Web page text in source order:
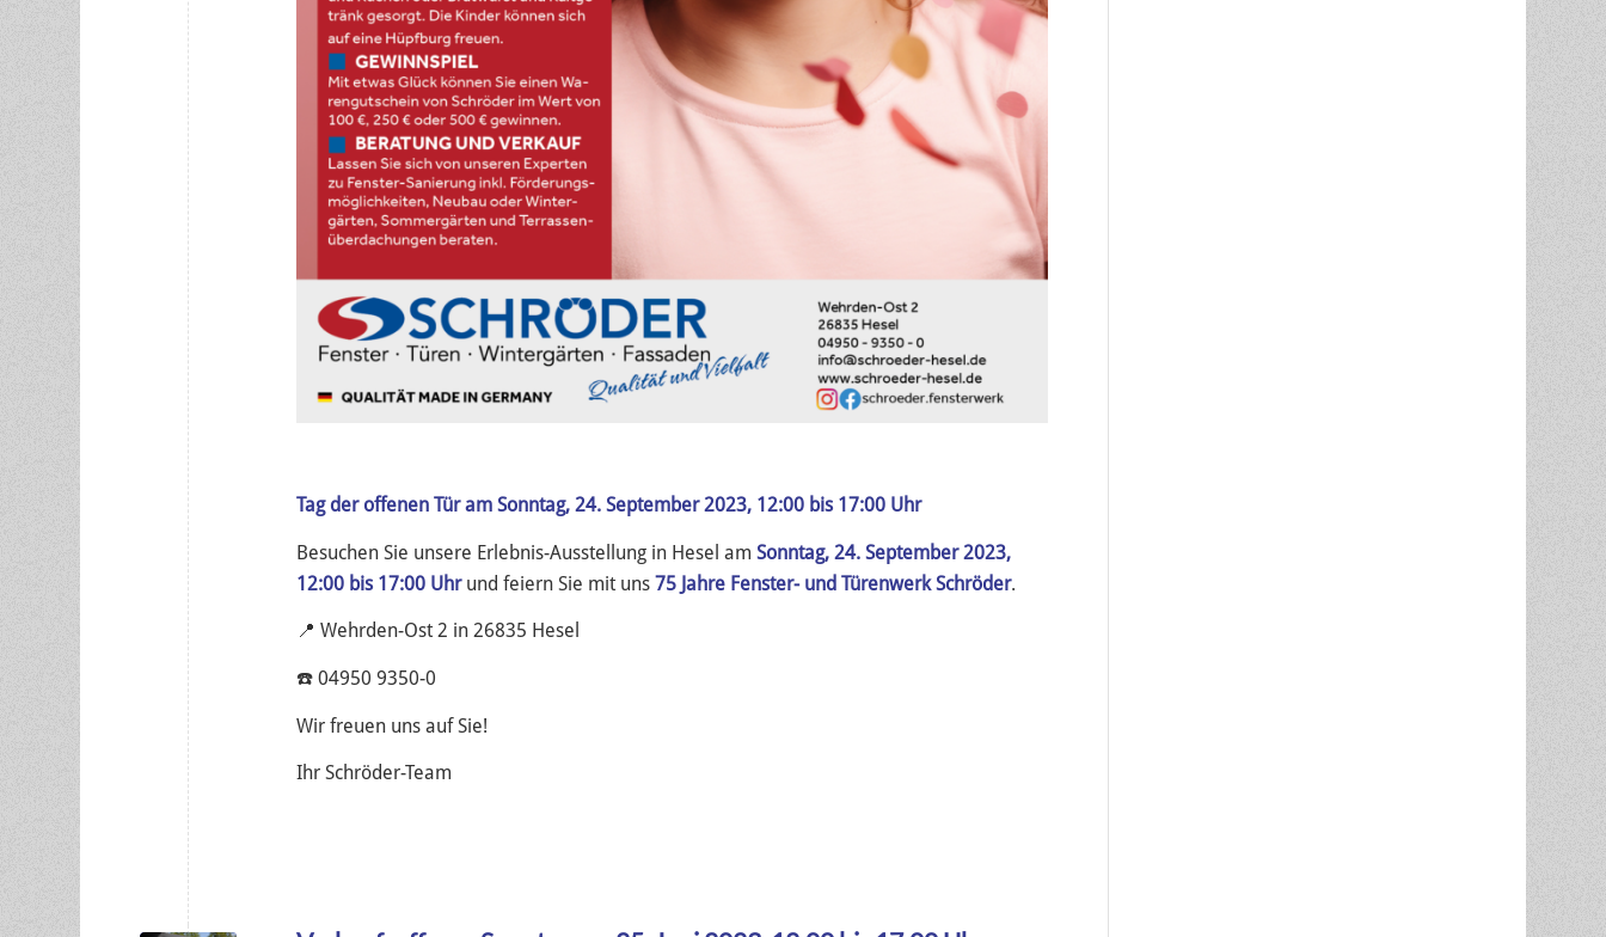
Tag der offenen Tür am Sonntag, 24. September 2023, 12:00 bis 17:00 Uhr
Besuchen Sie unsere Erlebnis-Ausstellung in Hesel amSonntag, 24. September 2023,
12:00 bis 17:00 Uhrund feiern Sie mit uns75 Jahre Fenster- und Türenwerk Schröder.
📍 Wehrden-Ost 2 in 26835 Hesel
☎️ 04950 9350-0
Wir freuen uns auf Sie!
Ihr Schröder-Team